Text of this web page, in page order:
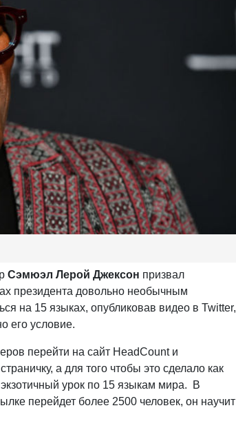
Сэмюэл Лерой Джексон призвал
президента довольно необычным
на 15 языках, опубликовав видео в Twitter,
его условие.
перейти на сайт HeadCount и
а для того чтобы это сделало как
урок по 15 языкам мира. В
перейдет более 2500 человек, он научит